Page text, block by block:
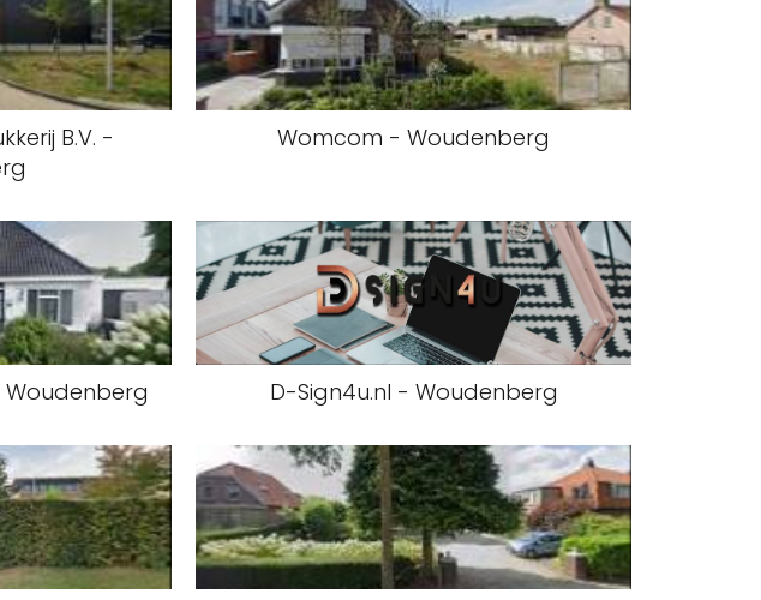
B.V. -
Womcom - Woudenberg
D-Sign4u.nl - Woudenberg